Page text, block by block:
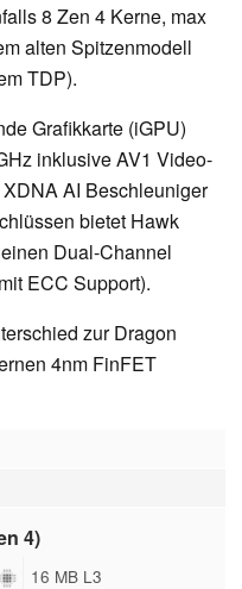
8 Zen 4 Kerne, max
alten Spitzenmodell
TDP).
Grafikkarte (iGPU)
inklusive AV1 Video-
AI Beschleuniger
bietet Hawk
Dual-Channel
ECC Support).
zur Dragon
4nm FinFET
4)
16 MB L3